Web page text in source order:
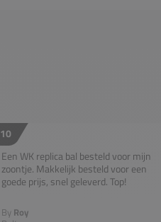
10
Een WK replica bal besteld voor mijn
zoontje. Makkelijk besteld voor een
goede prijs, snel geleverd. Top!
By Roy